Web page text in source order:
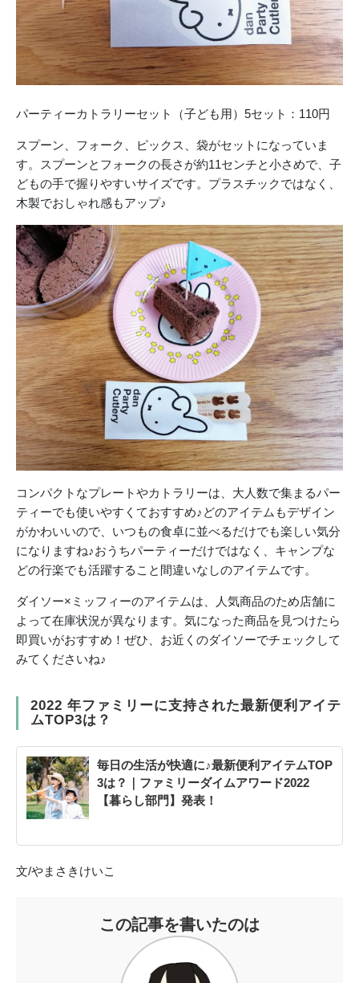
パーティーカトラリーセット（子ども用）5セット：110円
スプーン、フォーク、ピックス、袋がセットになっていま
す。スプーンとフォークの長さが約11センチと小さめで、子
どもの手で握りやすいサイズです。プラスチックではなく、
木製でおしゃれ感もアップ♪
コンパクトなプレートやカトラリーは、大人数で集まるパー
ティーでも使いやすくておすすめ♪どのアイテムもデザイン
がかわいいので、いつもの食卓に並べるだけでも楽しい気分
になりますね♪おうちパーティーだけではなく、キャンプな
どの行楽でも活躍すること間違いなしのアイテムです。
ダイソー×ミッフィーのアイテムは、人気商品のため店舗に
よって在庫状況が異なります。気になった商品を見つけたら
即買いがおすすめ！ぜひ、お近くのダイソーでチェックして
みてくださいね♪
2022 年ファミリーに支持された最新便利アイテ
ムTOP3は？
毎日の生活が快適に♪最新便利アイテムTOP
3は？｜ファミリーダイムアワード2022
【暮らし部門】発表！
文/やまさきけいこ
この記事を書いたのは